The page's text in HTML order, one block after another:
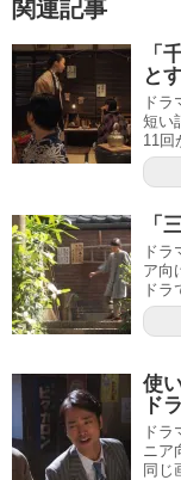
関連記事
「
と
ドラ
短い
11回
「
ド
ア向
ドラ
使
ド
ド
ニア
同じ